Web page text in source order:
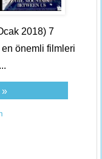
2018) 7
önemli filmleri
»